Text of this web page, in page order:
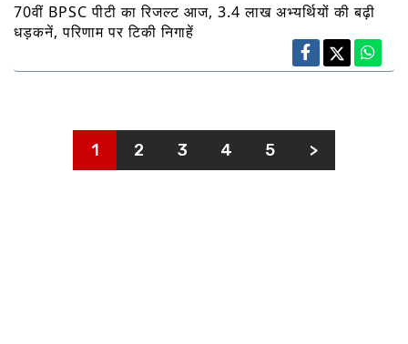
70वीं BPSC पीटी का रिजल्ट आज, 3.4 लाख अभ्यर्थियों की बढ़ी
धड़कनें, परिणाम पर टिकी निगाहें
1 2 3 4 5 >